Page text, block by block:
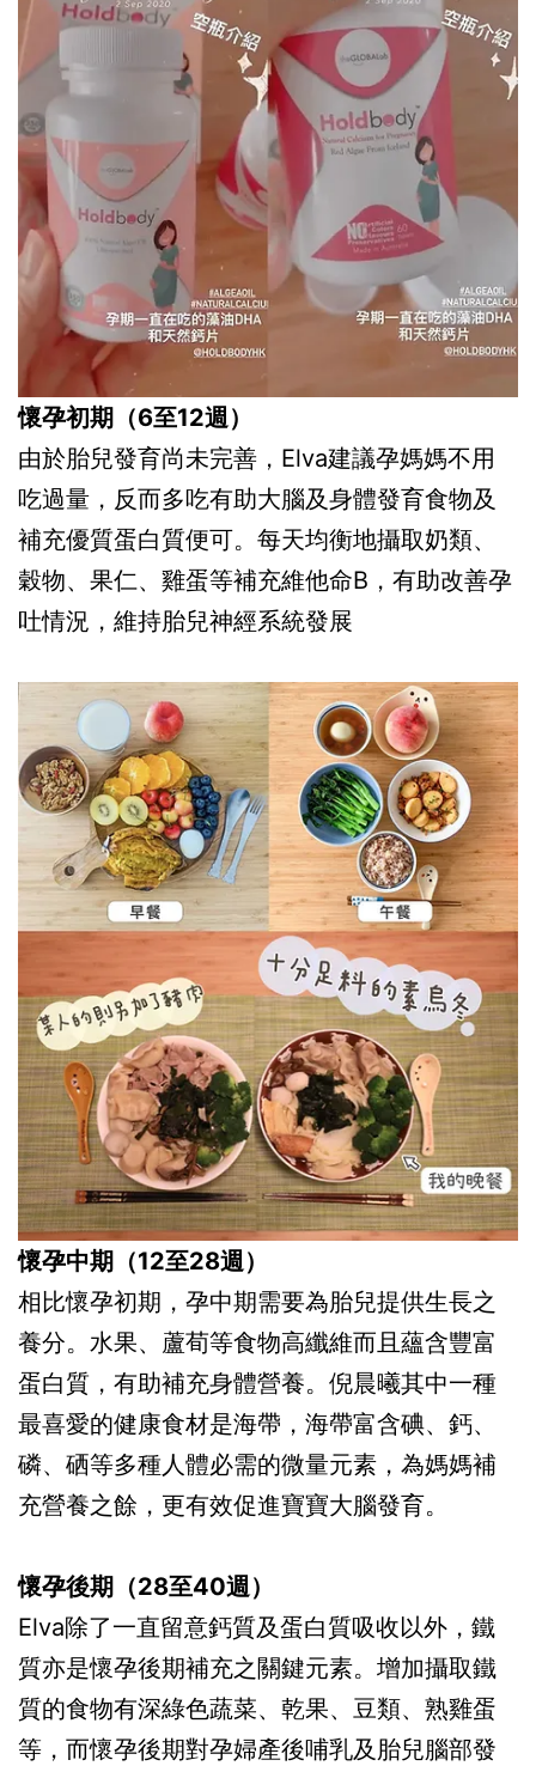
懷孕初期（6至12週）
由於胎兒發育尚未完善，Elva建議孕媽媽不用
吃過量，反而多吃有助大腦及身體發育食物及
補充優質蛋白質便可。每天均衡地攝取奶類、
穀物、果仁、雞蛋等補充維他命B，有助改善孕
吐情況，維持胎兒神經系統發展
懷孕中期（12至28週）
相比懷孕初期，孕中期需要為胎兒提供生長之
養分。水果、蘆荀等食物高纖維而且蘊含豐富
蛋白質，有助補充身體營養。倪晨曦其中一種
最喜愛的健康食材是海帶，海帶富含碘、鈣、
磷、硒等多種人體必需的微量元素，為媽媽補
充營養之餘，更有效促進寶寶大腦發育。
懷孕後期（28至40週）
Elva除了一直留意鈣質及蛋白質吸收以外，鐵
質亦是懷孕後期補充之關鍵元素。增加攝取鐵
質的食物有深綠色蔬菜、乾果、豆類、熟雞蛋
等，而懷孕後期對孕婦產後哺乳及胎兒腦部發